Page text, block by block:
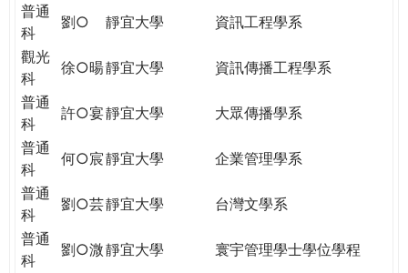
普通
科
劉○ 靜宜大學
資訊工程學系
觀光
科
徐○暘靜宜大學
資訊傳播工程學系
普通
科
許○宴靜宜大學
大眾傳播學系
普通
科
何○宸靜宜大學
企業管理學系
普通
科
劉○芸靜宜大學
台灣文學系
普通
科
劉○溦靜宜大學
寰宇管理學士學位學程